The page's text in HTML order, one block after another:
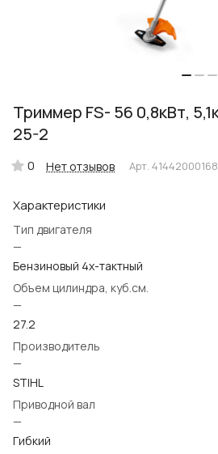
Триммер FS- 56 0,8кВт,
25-2
0 Нет отзывов Арт. 41442000168
Характеристики
Тип двигателя
—
Бензиновый 4х-тактный
Объем цилиндра, куб.см.
—
27.2
Производитель
—
STIHL
Приводной вал
—
Гибкий